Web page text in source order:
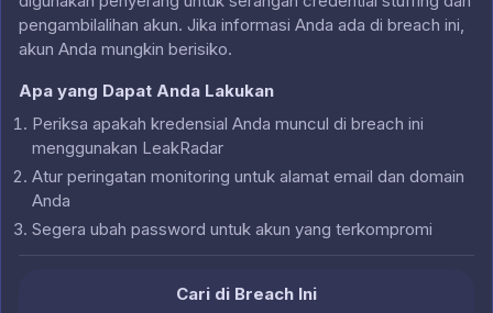
pengambilalihan akun. Jika informasi Anda ada di breach ini,
akun Anda mungkin berisiko.
Apa yang Dapat Anda Lakukan
Periksa apakah kredensial Anda muncul di breach ini
menggunakan LeakRadar
Atur peringatan monitoring untuk alamat email dan domain
Anda
Segera ubah password untuk akun yang terkompromi
Cari di Breach Ini